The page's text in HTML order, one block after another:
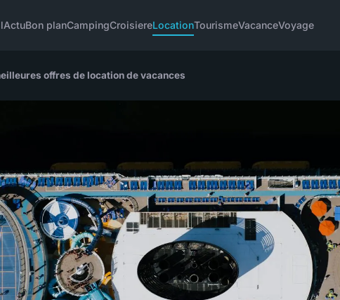
ActuBon planCampingCroisiereLocationTourismeVacanceVoyage
offres de location de vacances